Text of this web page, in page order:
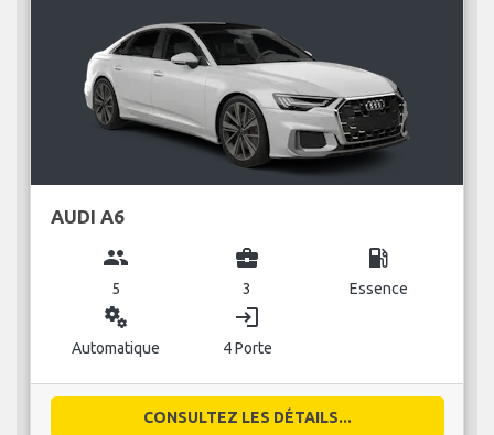
AUDI A6
group
5
business_center
3
local_gas_station
Essence
miscellaneous_services
Automatique
login
4 Porte
CONSULTEZ LES DÉTAILS...